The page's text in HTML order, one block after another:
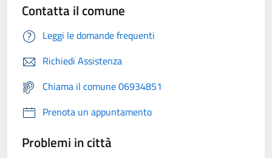
Contatta il comune
Leggi le domande frequenti
Richiedi Assistenza
Chiama il comune 06934851
Prenota un appuntamento
Problemi in città